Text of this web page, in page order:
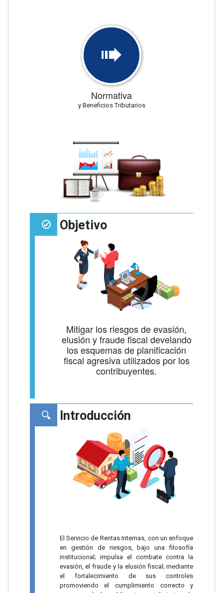
Normativa
y Beneficios Tributarios
Objetivo
Mitigar los riesgos de evasión,
elusión y fraude fiscal develando
los esquemas de planificación
fiscal agresiva utilizados por los
contribuyentes.
Introducción
El Servicio de Rentas Internas, con un enfoque
en gestión de riesgos, bajo una filosofía
institucional; impulsa el combate contra la
evasión, el fraude y la elusión fiscal; mediante
el fortalecimiento de sus controles
promoviendo el cumplimiento correcto y